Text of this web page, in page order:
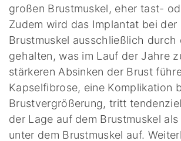
großen Brustmuskel, eher tast-
Zudem wird das Implantat bei der
Brustmuskel ausschließlich durch
gehalten, was im Lauf der Jahre
stärkeren Absinken der Brust
Kapselfibrose, eine Komplikation
Brustvergrößerung, tritt
der Lage auf dem Brustmuskel
unter dem Brustmuskel auf.